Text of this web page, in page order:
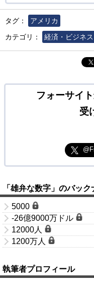
タグ：
アメリカ
カテゴリ：
経済・ビジネス
フォーサイ
受
「雄弁な数字」のバッ
5000
-26億9000万ドル
12000人
1200万人
執筆者プロフィール